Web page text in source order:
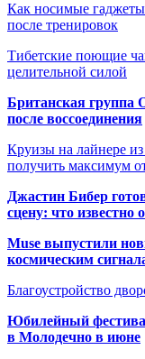
Как носимые гаджеты
после тренировок
Тибетские поющие
целительной силой
Британская группа
после воссоединения
Круизы на лайнере
получить максимум
Джастин Бибер
сцену: что известно
Muse выпустили
космическим
Благоустройство
Юбилейный
в Молодечно в июне